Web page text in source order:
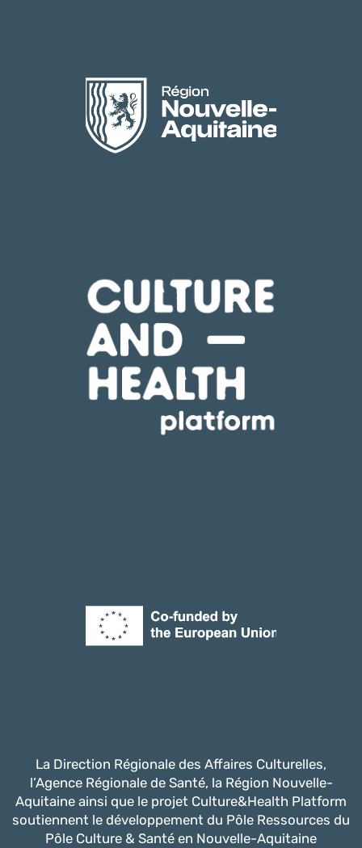
La Direction Régionale des Affaires Culturelles,
l’Agence Régionale de Santé, la Région Nouvelle-
Aquitaine ainsi que le projet Culture&Health Platform
soutiennent le développement du Pôle Ressources du
Pôle Culture & Santé en Nouvelle-Aquitaine